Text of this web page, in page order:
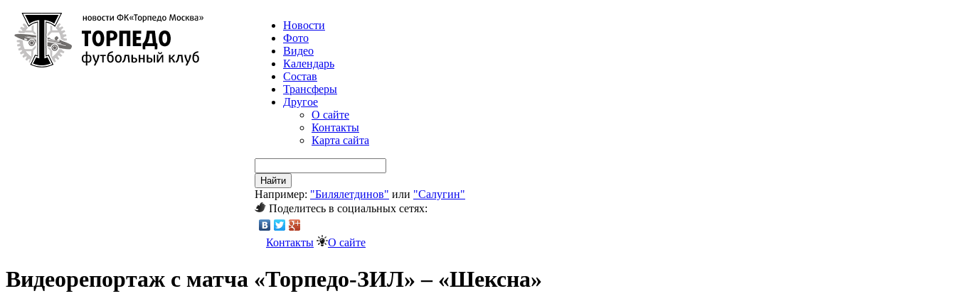
Новости
Фото
Видео
Календарь
Состав
Трансферы
Другое
О сайте
Контакты
Карта сайта
Найти
Например: "Билялетдинов" или "Салугин"
Поделитесь в социальных сетях:
Контакты О сайте
Видеорепортаж с матча «Торпедо-ЗИЛ» – «Шексна»